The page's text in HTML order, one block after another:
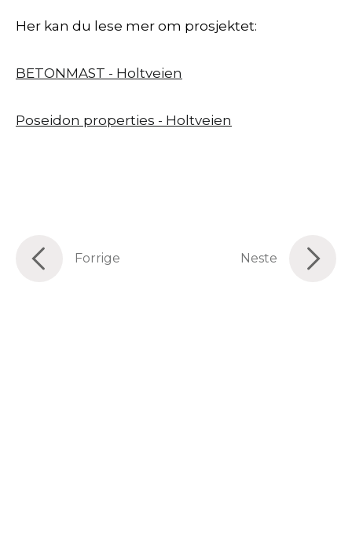
Her kan du lese mer om prosjektet:
BETONMAST - Holtveien
Poseidon properties - Holtveien
Forrige Neste